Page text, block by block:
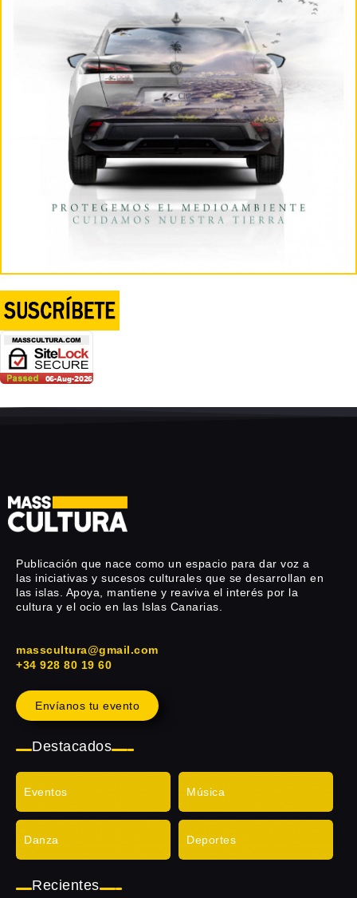
Publicación que nace como un espacio para dar voz a
las iniciativas y sucesos culturales que se desarrollan en
las islas. Apoya, mantiene y reaviva el interés por la
cultura y el ocio en las Islas Canarias.
masscultura@gmail.com
+34 928 80 19 60
Envíanos tu evento
Destacados
Eventos Música
Danza Deportes
Recientes